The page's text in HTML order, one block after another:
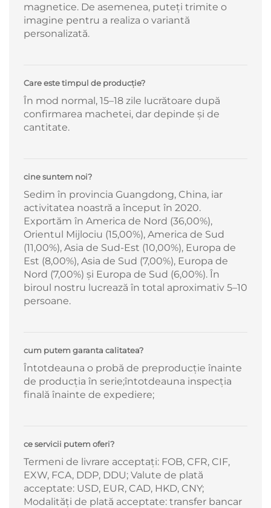
magnetice. De asemenea, puteți trimite o
imagine pentru a realiza o variantă
personalizată.
Care este timpul de producție?
În mod normal, 15–18 zile lucrătoare după
confirmarea machetei, dar depinde și de
cantitate.
cine suntem noi?
Sedim în provincia Guangdong, China, iar
activitatea noastră a început în 2020.
Exportăm în America de Nord (36,00%),
Orientul Mijlociu (15,00%), America de Sud
(11,00%), Asia de Sud-Est (10,00%), Europa de
Est (8,00%), Asia de Sud (7,00%), Europa de
Nord (7,00%) și Europa de Sud (6,00%). În
biroul nostru lucrează în total aproximativ 5–10
persoane.
cum putem garanta calitatea?
Întotdeauna o probă de preproducție înainte
de producția în serie;întotdeauna inspecția
finală înainte de expediere;
ce servicii putem oferi?
Termeni de livrare acceptați: FOB, CFR, CIF,
EXW, FCA, DDP, DDU; Valute de plată
acceptate: USD, EUR, CAD, HKD, CNY;
Modalități de plată acceptate: transfer bancar